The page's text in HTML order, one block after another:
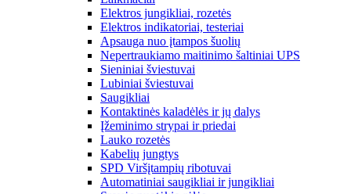
Elektros jungikliai, rozetės
Elektros indikatoriai, testeriai
Apsauga nuo įtampos šuolių
Nepertraukiamo maitinimo šaltiniai UPS
Sieniniai šviestuvai
Lubiniai šviestuvai
Saugikliai
Kontaktinės kaladėlės ir jų dalys
Įžeminimo strypai ir priedai
Lauko rozetės
Kabelių jungtys
SPD Viršįtampių ribotuvai
Automatiniai saugikliai ir jungikliai